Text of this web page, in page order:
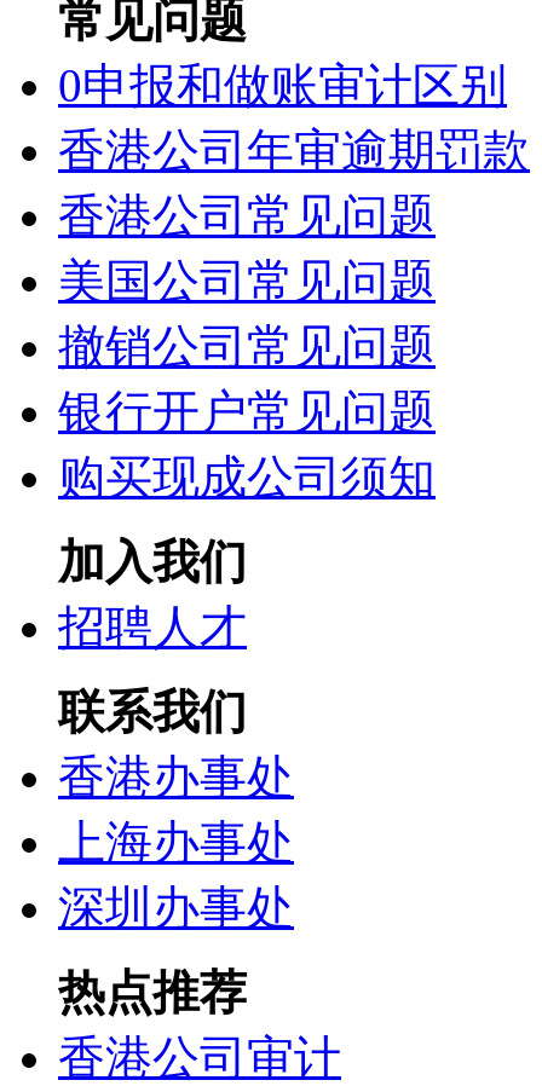
常见问题
0申报和做账审计区别
香港公司年审逾期罚款
香港公司常见问题
美国公司常见问题
撤销公司常见问题
银行开户常见问题
购买现成公司须知
加入我们
招聘人才
联系我们
香港办事处
上海办事处
深圳办事处
热点推荐
香港公司审计